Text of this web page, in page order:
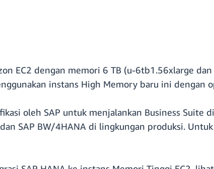
EC2 dengan memori 6 TB (u-6tb1.56xlarge
instans High Memory baru ini dengan
oleh SAP untuk menjalankan Business Suite
SAP BW/4HANA di lingkungan produksi.